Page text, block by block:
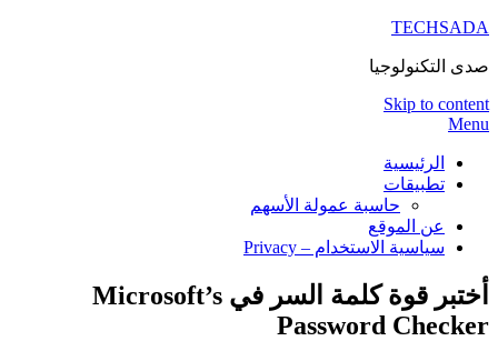
TECHSADA
صدى التكنولوجيا
Skip to content
Menu
الرئيسية
تطبيقات
حاسبة عمولة الأسهم
عن الموقع
سياسية الاستخدام – Privacy
أختبر قوة كلمة السر في Microsoft’s
Password Checker